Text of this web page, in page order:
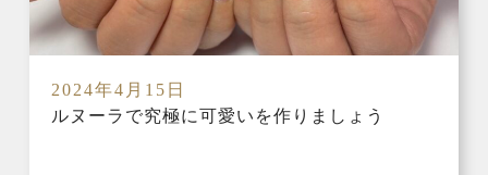
2024年4月15日
ルヌーラで究極に可愛いを作りましょう